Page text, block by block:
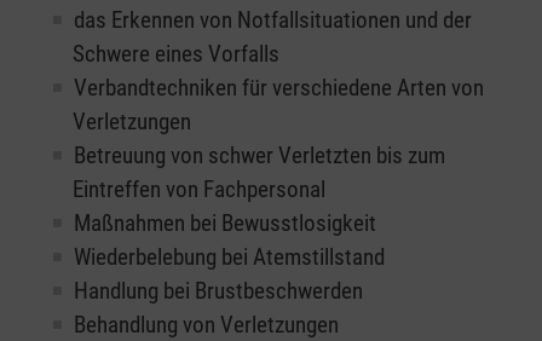
das Erkennen von Notfallsituationen und der
Schwere eines Vorfalls
Verbandtechniken für verschiedene Arten von
Verletzungen
Betreuung von schwer Verletzten bis zum
Eintreffen von Fachpersonal
Maßnahmen bei Bewusstlosigkeit
Wiederbelebung bei Atemstillstand
Handlung bei Brustbeschwerden
Behandlung von Verletzungen